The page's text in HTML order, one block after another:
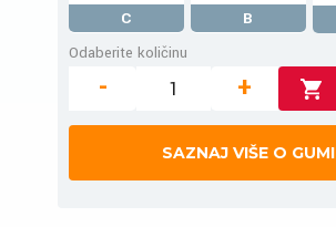
C B
Odaberite količinu
- +
SAZNAJ VIŠE O GUMI